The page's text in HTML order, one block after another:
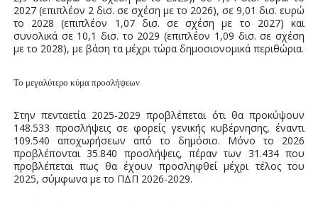
2027 (επιπλέον 2 δισ. σε σχέση με το 2026), σε 9,01 δισ. ευρώ
το 2028 (επιπλέον 1,07 δισ. σε σχέση με το 2027) και
συνολικά σε 10,1 δισ. το 2029 (επιπλέον 1,09 δισ. σε σχέση
με το 2028), με βάση τα μέχρι τώρα δημοσιονομικά περιθώρια.
Το μεγαλύτερο κύμα προσλήψεων
Στην πενταετία 2025-2029 προβλέπεται ότι θα προκύψουν
148.533 προσλήψεις σε φορείς γενικής κυβέρνησης, έναντι
109.540 αποχωρήσεων από το δημόσιο. Μόνο το 2026
προβλέπονται 35.840 προσλήψεις, πέραν των 31.434 που
προβλέπεται πως θα έχουν προσληφθεί μέχρι τέλος του
2025, σύμφωνα με το ΠΔΠ 2026-2029.